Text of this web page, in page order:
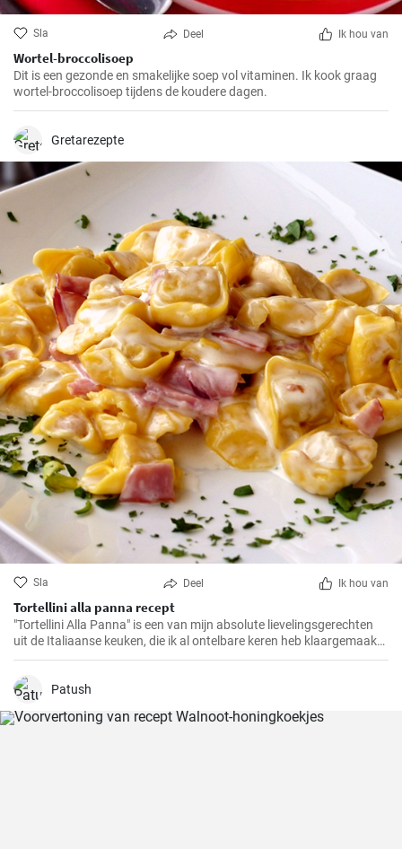
Sla Deel Ik hou van
Wortel-broccolisoep
Dit is een gezonde en smakelijke soep vol vitaminen. Ik kook graag
wortel-broccolisoep tijdens de koudere dagen.
Gretarezepte
Sla Deel Ik hou van
Tortellini alla panna recept
"Tortellini Alla Panna" is een van mijn absolute lievelingsgerechten
uit de Italiaanse keuken, die ik al ontelbare keren heb klaargemaakt
voor familie en vrienden. Deze romige pasta met de smaak van
elk gehemelte. Ik kan de combinatie van zachte tortellini,
dan 30 minuten maken, een echte traktatie voor pastaliefhebbers!
Patush